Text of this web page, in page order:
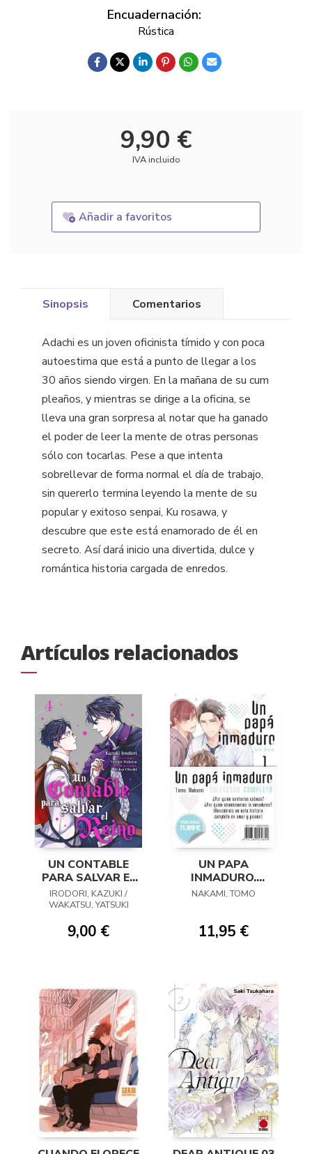
Encuadernación:
Rústica
9,90 €
IVA incluido
Añadir a favoritos
Sinopsis Comentarios
Adachi es un joven oficinista tímido y con poca
autoestima que está a punto de llegar a los
30 años siendo virgen. En la mañana de su cum
pleaños, y mientras se dirige a la oficina, se
lleva una gran sorpresa al notar que ha ganado
el poder de leer la mente de otras personas
sólo con tocarlas. Pese a que intenta
sobrellevar de forma normal el día de trabajo,
sin quererlo termina leyendo la mente de su
popular y exitoso senpai, Ku rosawa, y
descubre que este está enamorado de él en
secreto. Así dará inicio una divertida, dulce y
romántica historia cargada de enredos.
Artículos relacionados
UN CONTABLE
PARA SALVAR EL
REINO 04
IRODORI, KAZUKI /
WAKATSU, YATSUKI
9,00 €
UN PAPA
INMADURO.
COLECCION
NAKAMI, TOMO
11,95 €